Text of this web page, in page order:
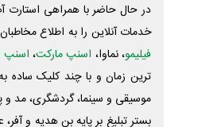
در حال حاضر با همراهی استارت
خدمات آنلاین را به اطلاع
فیلیمو، نماوا، اسنپ مارکت،
ترین زمان و با چند کلیک ساده
موسیقی و سینما، گردشگری، مد و
بستر تبلیغ بر پایه بن هدیه و